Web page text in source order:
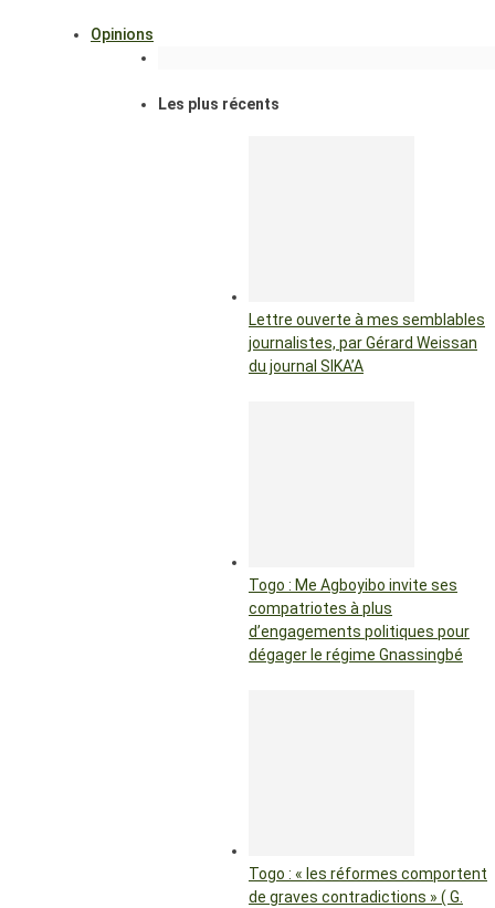
Opinions
Les plus récents
Lettre ouverte à mes semblables
journalistes, par Gérard Weissan
du journal SIKA’A
Togo : Me Agboyibo invite ses
compatriotes à plus
d’engagements politiques pour
dégager le régime Gnassingbé
Togo : « les réformes comportent
de graves contradictions » ( G.